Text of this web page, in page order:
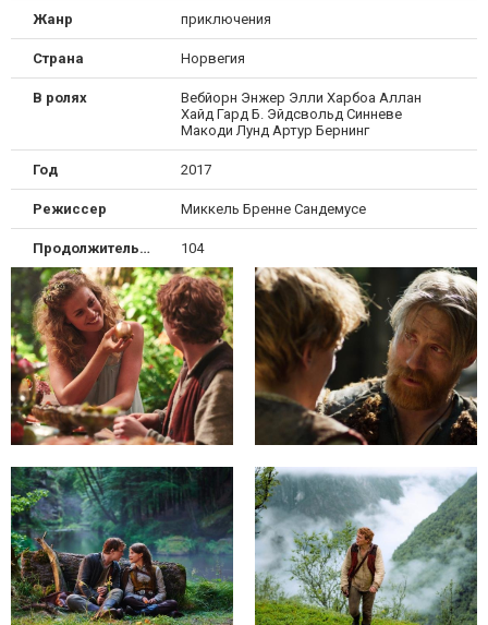
Жанр приключения
Страна Норвегия
В ролях
Вебйорн Энжер Элли Харбоа Аллан
Хайд Гард Б. Эйдсвольд Синневе
Макоди Лунд Артур Бернинг
Год 2017
Режиссер Миккель Бренне Сандемусе
Продолжительность 104